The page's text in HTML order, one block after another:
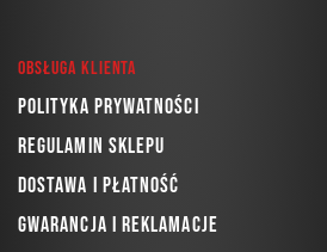
Obsługa klienta
Polityka prywatności
Regulamin sklepu
Dostawa i płatność
Gwarancja i reklamacje